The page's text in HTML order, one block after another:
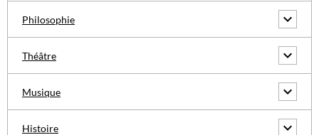
Philosophie
Théâtre
Musique
Histoire